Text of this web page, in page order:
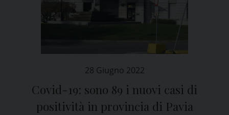
28 Giugno 2022
Covid-19: sono 89 i nuovi casi di
positività in provincia di Pavia